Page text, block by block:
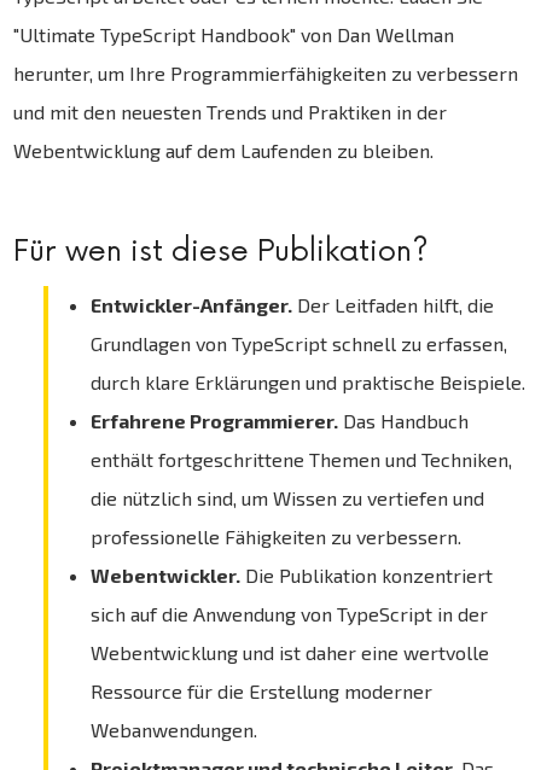
"Ultimate TypeScript Handbook" von Dan Wellman
herunter, um Ihre Programmierfähigkeiten zu verbessern
und mit den neuesten Trends und Praktiken in der
Webentwicklung auf dem Laufenden zu bleiben.
Für wen ist diese Publikation?
Entwickler-Anfänger. Der Leitfaden hilft, die
Grundlagen von TypeScript schnell zu erfassen,
durch klare Erklärungen und praktische Beispiele.
Erfahrene Programmierer. Das Handbuch
enthält fortgeschrittene Themen und Techniken,
die nützlich sind, um Wissen zu vertiefen und
professionelle Fähigkeiten zu verbessern.
Webentwickler. Die Publikation konzentriert
sich auf die Anwendung von TypeScript in der
Webentwicklung und ist daher eine wertvolle
Ressource für die Erstellung moderner
Webanwendungen.